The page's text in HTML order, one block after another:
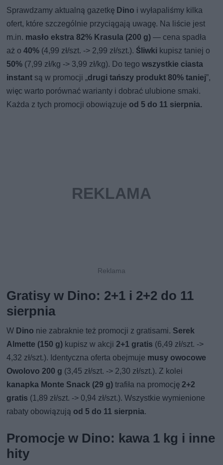
Sprawdzamy aktualną gazetkę Dino i wyłapaliśmy kilka
ofert, które szczególnie przyciągają uwagę. Na liście jest
m.in. masło ekstra 82% Krasula (200 g) — cena spadła
aż o40% (4,99 zł/szt. -> 2,99 zł/szt.). Śliwki kupisz taniej o
50% (7,99 zł/kg -> 3,99 zł/kg). Do tegowszystkie ciasta
instant są w promocji „drugi tańszy produkt 80% taniej”,
więc warto porównać warianty i dobrać ulubione smaki.
Każda z tych promocji obowiązuje od 5 do 11 sierpnia.
Gratisy w Dino: 2+1 i 2+2 do 11
sierpnia
W Dino nie zabraknie też promocji z gratisami. Serek
Almette (150 g) kupisz w akcji2+1 gratis (6,49 zł/szt. ->
4,32 zł/szt.). Identyczna oferta obejmuje musy owocowe
Owolovo 200 g (3,45 zł/szt. -> 2,30 zł/szt.). Z kolei
kanapka Monte Snack (29 g) trafiła na promocję2+2
gratis (1,89 zł/szt. -> 0,94 zł/szt.). Wszystkie wymienione
rabaty obowiązują od 5 do 11 sierpnia.
Promocje w Dino: kawa 1 kg i inne
hity